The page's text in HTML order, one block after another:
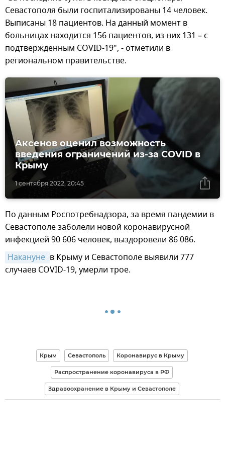
Севастополя были госпитализированы 14 человек.
Выписаны 18 пациентов. На данный момент в
больницах находится 156 пациентов, из них 131 – с
подтвержденным COVID-19", - отметили в
региональном правительстве.
1 сентября 2022, 20:45
Аксенов оценил возможность
введения ограничений из-за COVID в
Крыму
По данным Роспотребнадзора, за время пандемии в
Севастополе заболели новой коронавирусной
инфекцией 90 606 человек, выздоровели 86 086.
Накануне в Крыму и Севастополе выявили 777
случаев COVID-19, умерли трое.
Крым Севастополь Коронавирус в Крыму
Распространение коронавируса в РФ
Здравоохранение в Крыму и Севастополе